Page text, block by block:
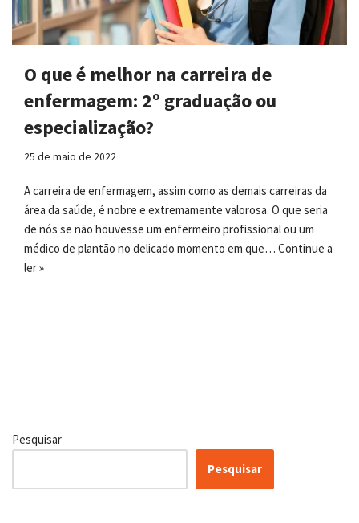
O que é melhor na carreira de
enfermagem: 2º graduação ou
especialização?
25 de maio de 2022
A carreira de enfermagem, assim como as demais carreiras da
área da saúde, é nobre e extremamente valorosa. O que seria
de nós se não houvesse um enfermeiro profissional ou um
médico de plantão no delicado momento em que… Continue a
ler »
Pesquisar
Pesquisar